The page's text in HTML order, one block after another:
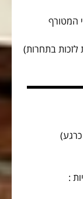
המטורף
לזכות בתחרות)
: